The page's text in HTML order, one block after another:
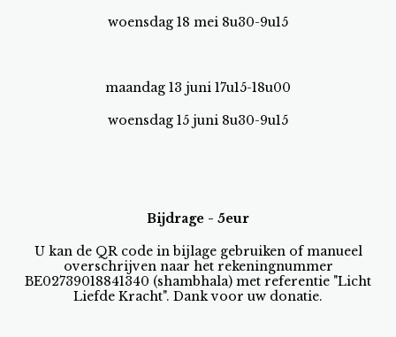
woensdag 18 mei 8u30-9u15
maandag 13 juni 17u15-18u00
woensdag 15 juni 8u30-9u15
Bijdrage - 5eur
U kan de QR code in bijlage gebruiken of manueel
overschrijven naar het rekeningnummer
BE02739018841340 (shambhala) met referentie "Licht
Liefde Kracht". Dank voor uw donatie.